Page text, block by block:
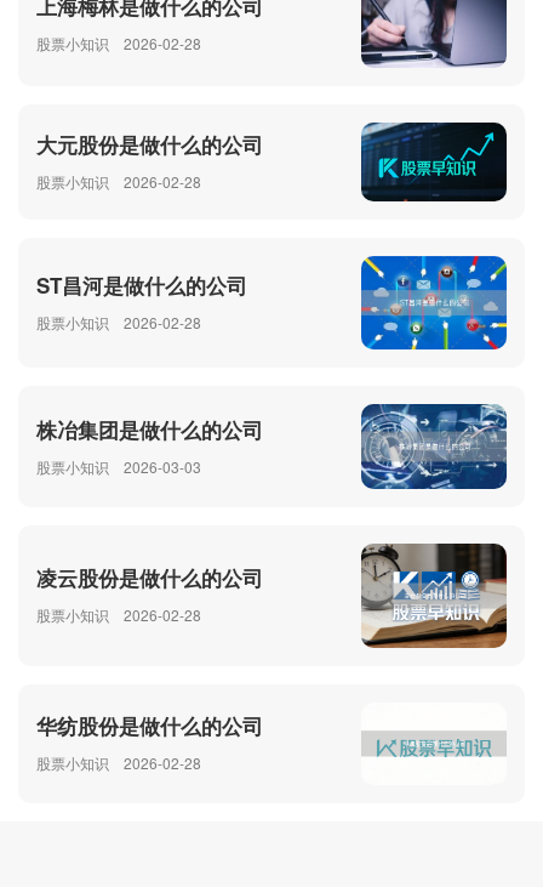
股票小知识 2026-02-28
大元股份是做什么的公司
股票小知识 2026-02-28
ST昌河是做什么的公司
股票小知识 2026-02-28
株冶集团是做什么的公司
股票小知识 2026-03-03
凌云股份是做什么的公司
股票小知识 2026-02-28
华纺股份是做什么的公司
股票小知识 2026-02-28